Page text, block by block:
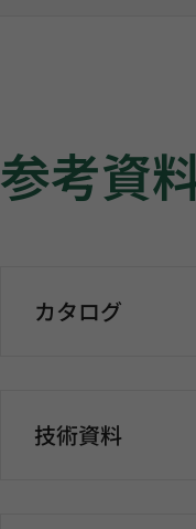
参考資
カタログ
技術資料